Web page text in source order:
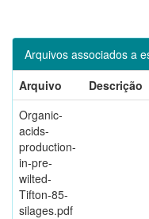
Arquivos associados a
Arquivo
Descrição
Organic-
acids-
production-
in-pre-
wilted-
Tifton-85-
silages.pdf